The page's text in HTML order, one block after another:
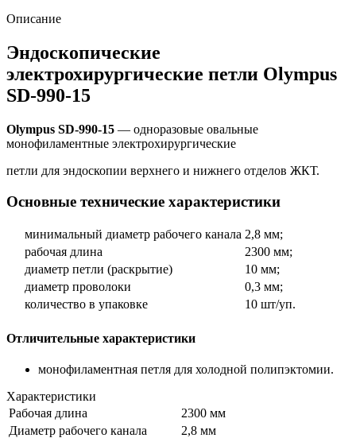
Описание
Эндоскопические
электрохирургические петли Olympus
SD-990-15
Olympus SD-990-15 — одноразовые овальные
монофиламентные электрохирургические
петли для эндоскопии верхнего и нижнего отделов ЖКТ.
Основные технические характеристики
минимальный диаметр рабочего канала 2,8 мм;
рабочая длина
2300 мм;
диаметр петли (раскрытие)
10 мм;
диаметр проволоки
0,3 мм;
количество в упаковке
10 шт/уп.
Отличительные характеристики
монофиламентная петля для холодной полипэктомии.
Характеристики
Рабочая длина
2300 мм
Диаметр рабочего канала
2,8 мм